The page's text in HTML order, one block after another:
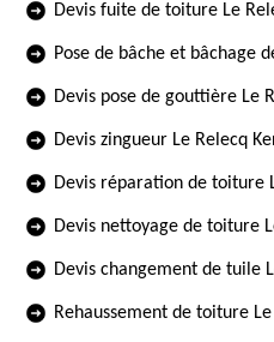
Devis fuite de toiture Le
Pose de bâche et bâchage
Devis pose de gouttière Le
Devis zingueur Le Relecq
Devis réparation de toiture
Devis nettoyage de toiture
Devis changement de tuile
Rehaussement de toiture